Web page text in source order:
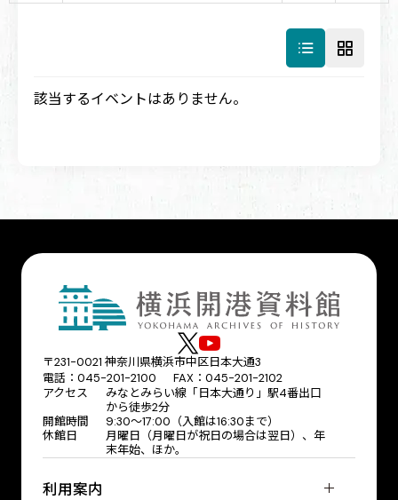
該当するイベントはありません。
〒231-0021 神奈川県横浜市中区日本大通3
電話：045-201-2100 FAX：045-201-2102
アクセス
みなとみらい線「日本大通り」駅4番出口
から徒歩2分
開館時間
9:30〜17:00（入館は16:30まで）
休館日
月曜日（月曜日が祝日の場合は翌日）、年
末年始、ほか。
利用案内